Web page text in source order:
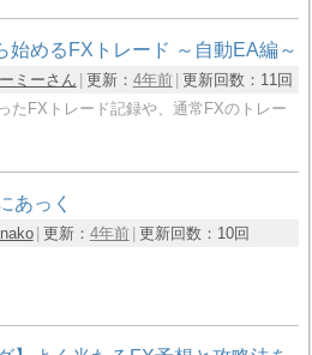
始めるFXトレード ～自動EA編～
ミーさん 更新： 4年前 更新回数： 11回
たFXトレード記録や、通常FXのトレー
あっく
更新： 4年前 更新回数： 10回